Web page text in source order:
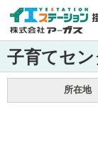
子育てセ
所在地